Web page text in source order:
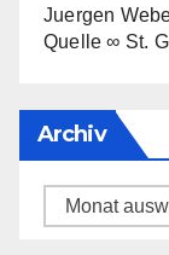
Juergen
Quelle ∞ St.
Archiv
Archiv